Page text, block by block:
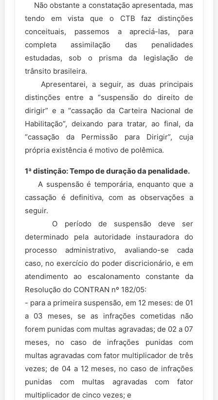
Não obstante a constatação apresentada, mas
tendo em vista que o CTB faz distinções
conceituais, passemos a apreciá-las, para
completa assimilação das penalidades
estudadas, sob o prisma da legislação de
trânsito brasileira.
Apresentarei, a seguir, as duas principais
distinções entre a “suspensão do direito de
dirigir” e a “cassação da Carteira Nacional de
Habilitação”, deixando para tratar, ao final, da
“cassação da Permissão para Dirigir”, cuja
própria existência é motivo de polêmica.
1ª distinção: Tempo de duração da penalidade.
A suspensão é temporária, enquanto que a
cassação é definitiva, com as observações a
seguir.
O período de suspensão deve ser
determinado pela autoridade instauradora do
processo administrativo, avaliando-se cada
caso, no exercício do poder discricionário, e em
atendimento ao escalonamento constante da
Resolução do CONTRAN nº 182/05:
- para a primeira suspensão, em 12 meses: de 01
a 03 meses, se as infrações cometidas não
forem punidas com multas agravadas; de 02 a 07
meses, no caso de infrações punidas com
multas agravadas com fator multiplicador de três
vezes; de 04 a 12 meses, no caso de infrações
punidas com multas agravadas com fator
multiplicador de cinco vezes; e